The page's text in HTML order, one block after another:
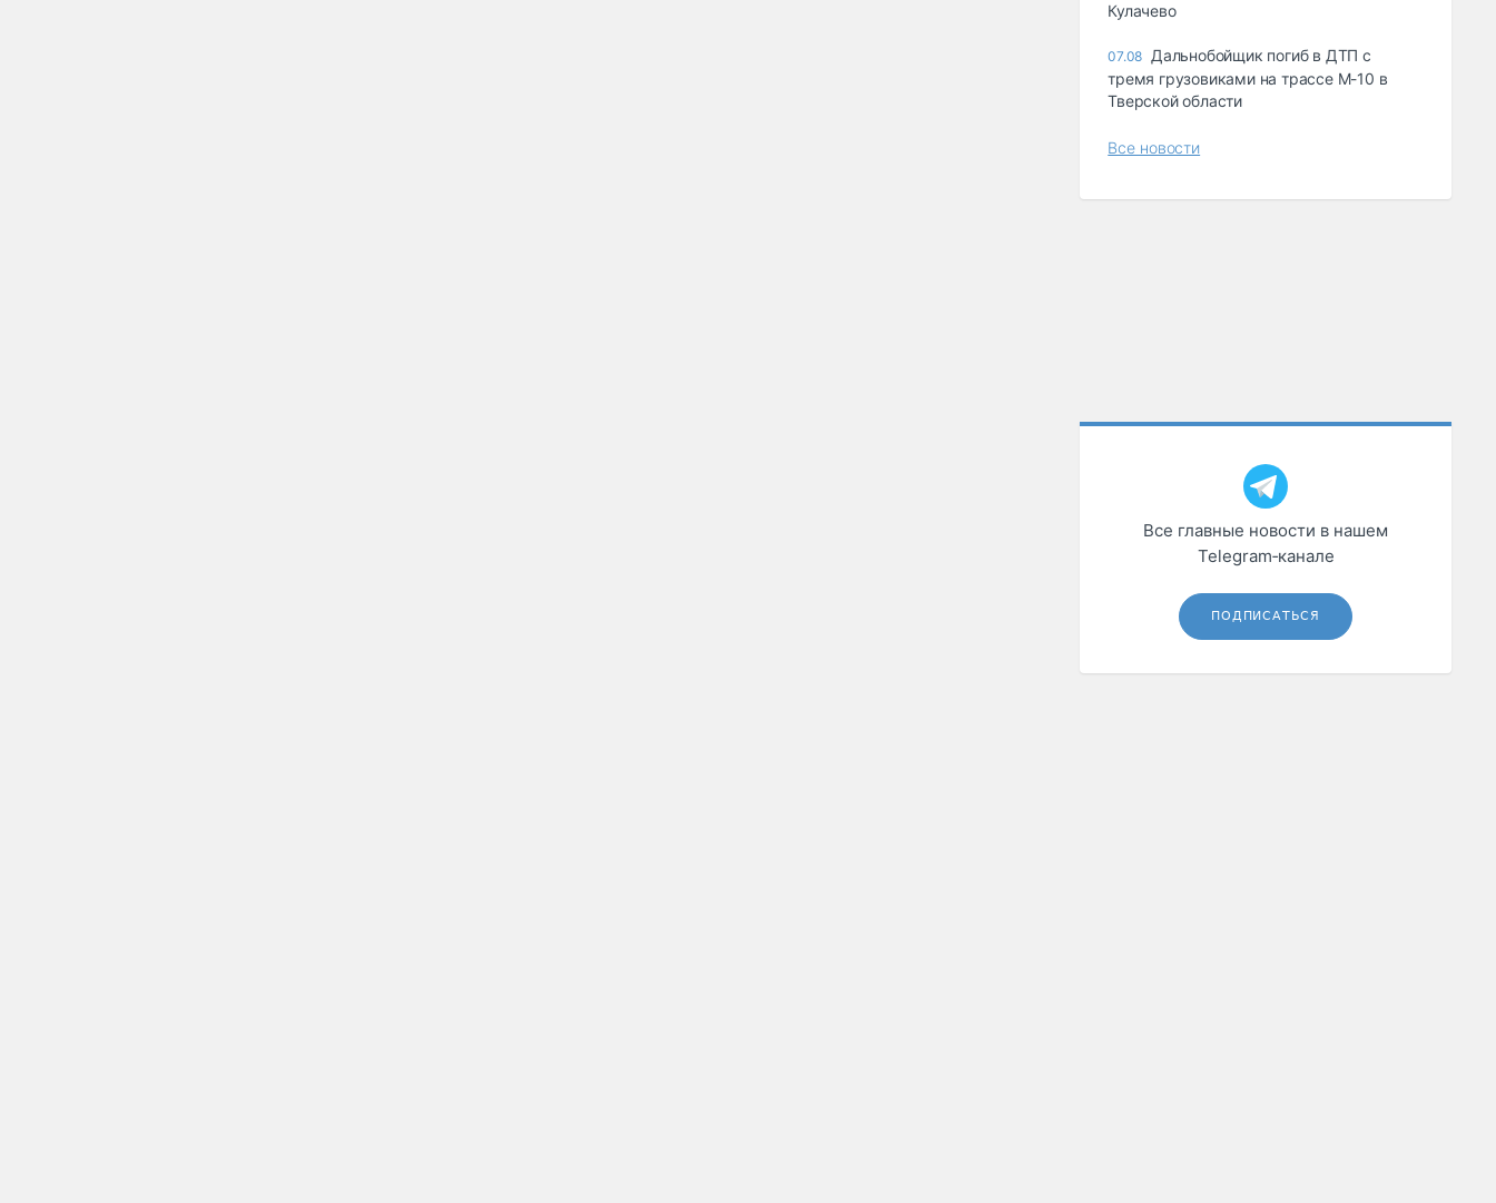
Кулачево
07.08 Дальнобойщик погиб в ДТП с
тремя грузовиками на трассе М-10 в
Тверской области
Все новости
Все главные новости в нашем
Telegram‑канале
ПОДПИСАТЬСЯ